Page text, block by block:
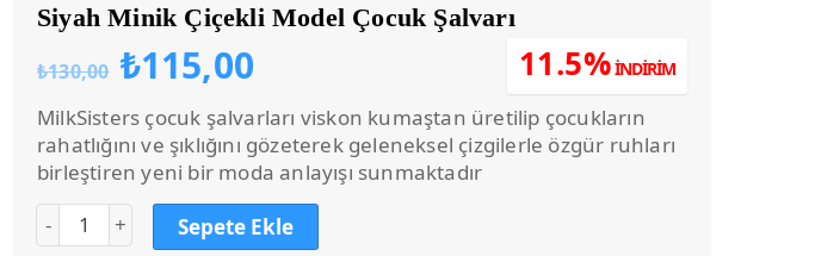
Siyah Minik Çiçekli Model Çocuk Şalvarı
₺130,00 Orijinal
fiyat:
₺130,00.
₺115,00
fiyat:
₺115,00.
11.5%İNDİRİM
MilkSisters çocuk şalvarları viskon kumaştan üretilip çocukların
rahatlığını ve şıklığını gözeterek geleneksel çizgilerle özgür ruhları
birleştiren yeni bir moda anlayışı sunmaktadır
Sepete Ekle